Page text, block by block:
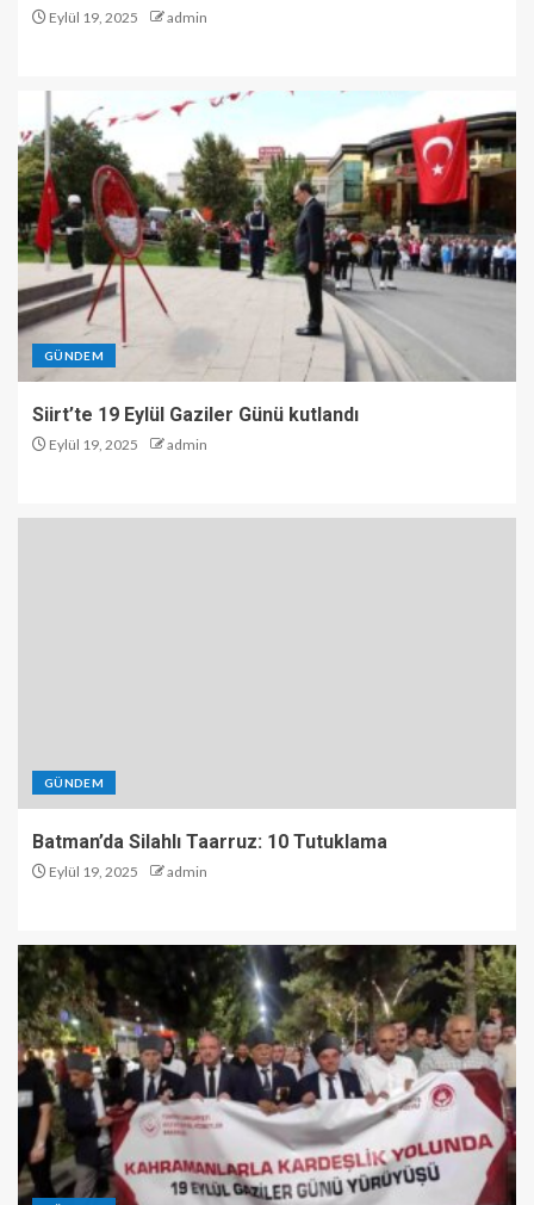
Eylül 19, 2025 admin
GÜNDEM
Siirt’te 19 Eylül Gaziler Günü kutlandı
Eylül 19, 2025 admin
GÜNDEM
Batman’da Silahlı Taarruz: 10 Tutuklama
Eylül 19, 2025 admin